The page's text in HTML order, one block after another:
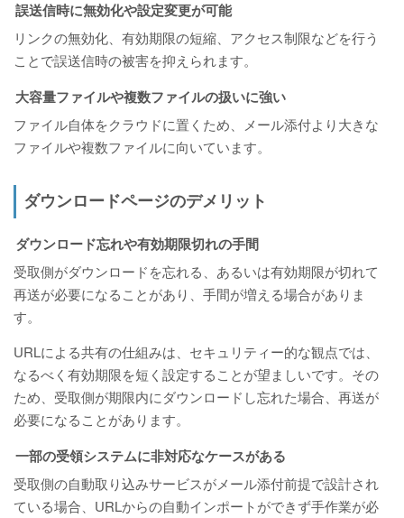
誤送信時に無効化や設定変更が可能
リンクの無効化、有効期限の短縮、アクセス制限などを行う
ことで誤送信時の被害を抑えられます。
大容量ファイルや複数ファイルの扱いに強い
ファイル自体をクラウドに置くため、メール添付より大きな
ファイルや複数ファイルに向いています。
ダウンロードページのデメリット
ダウンロード忘れや有効期限切れの手間
受取側がダウンロードを忘れる、あるいは有効期限が切れて
再送が必要になることがあり、手間が増える場合がありま
す。
URLによる共有の仕組みは、セキュリティー的な観点では、
なるべく有効期限を短く設定することが望ましいです。その
ため、受取側が期限内にダウンロードし忘れた場合、再送が
必要になることがあります。
一部の受領システムに非対応なケースがある
受取側の自動取り込みサービスがメール添付前提で設計され
ている場合、URLからの自動インポートができず手作業が必